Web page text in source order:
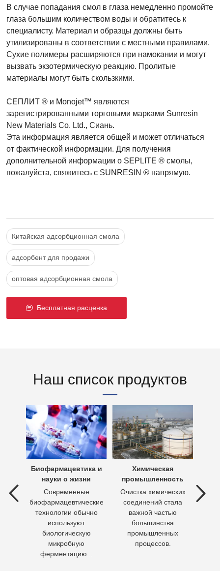
В случае попадания смол в глаза немедленно промойте
глаза большим количеством воды и обратитесь к
специалисту. Материал и образцы должны быть
утилизированы в соответствии с местными правилами.
Сухие полимеры расширяются при намокании и могут
вызвать экзотермическую реакцию. Пролитые
материалы могут быть скользкими.
СЕПЛИТ ® и Monojet™ являются
зарегистрированными торговыми марками Sunresin
New Materials Co. Ltd., Сиань.
Эта информация является общей и может отличаться
от фактической информации. Для получения
дополнительной информации о SEPLITE ® смолы,
пожалуйста, свяжитесь с SUNRESIN ® напрямую.
Китайская адсорбционная смола
адсорбент для продажи
оптовая адсорбционная смола
Бесплатная расценка
Наш список продуктов
Биофармацевтика и
науки о жизни
Современные
биофармацевтические
технологии обычно
используют
биологическую
микробную
ферментацию...
Химическая
промышленность
Очистка химических
соединений стала
важной частью
большинства
промышленных
процессов.